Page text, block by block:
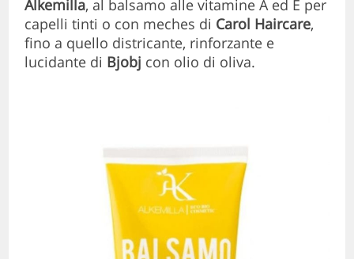
Alkemilla, al balsamo alle vitamine A ed E per
capelli tinti o con meches di Carol Haircare,
fino a quello districante, rinforzante e
lucidante di Bjobj con olio di oliva.